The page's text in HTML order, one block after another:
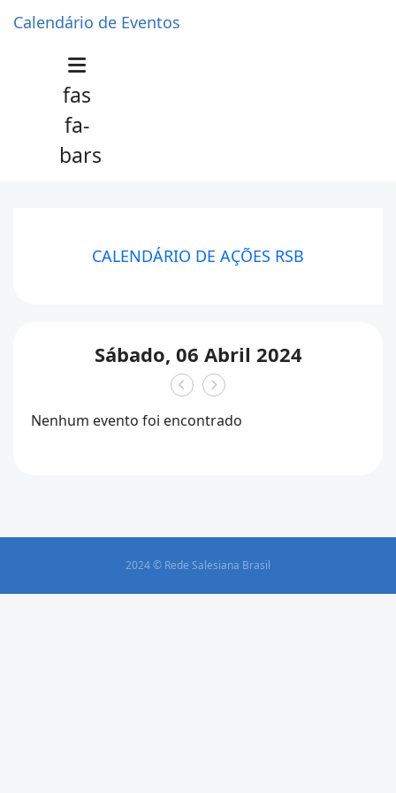
Calendário de Eventos
fas
fa-
bars
CALENDÁRIO DE AÇÕES RSB
Sábado, 06 Abril 2024
Nenhum evento foi encontrado
2024 © Rede Salesiana Brasil